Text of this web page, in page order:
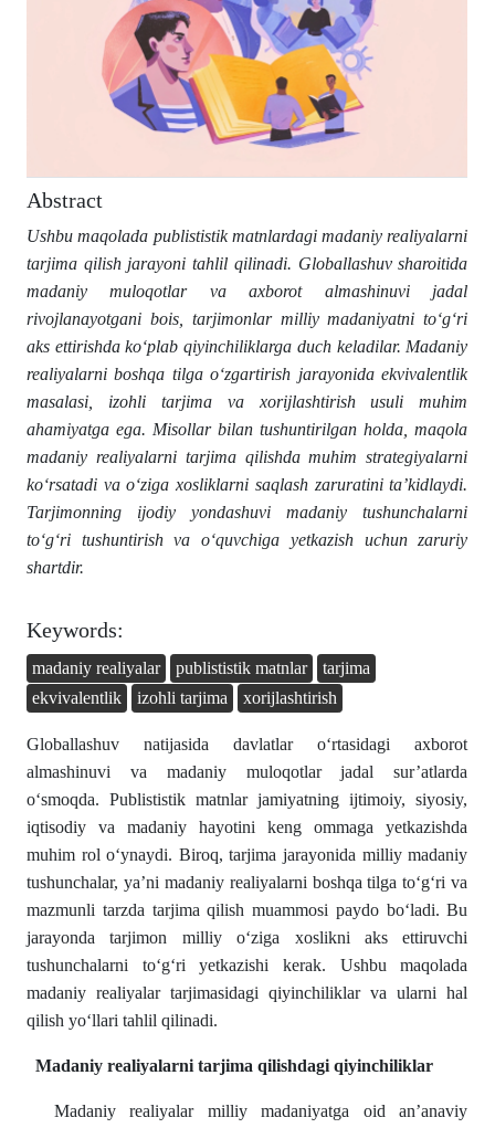
Abstract
Ushbu maqolada publististik matnlardagi madaniy realiyalarni
tarjima qilish jarayoni tahlil qilinadi. Globallashuv sharoitida
madaniy muloqotlar va axborot almashinuvi jadal
rivojlanayotgani bois, tarjimonlar milliy madaniyatni to‘g‘ri
aks ettirishda ko‘plab qiyinchiliklarga duch keladilar. Madaniy
realiyalarni boshqa tilga o‘zgartirish jarayonida ekvivalentlik
masalasi, izohli tarjima va xorijlashtirish usuli muhim
ahamiyatga ega. Misollar bilan tushuntirilgan holda, maqola
madaniy realiyalarni tarjima qilishda muhim strategiyalarni
ko‘rsatadi va o‘ziga xosliklarni saqlash zaruratini ta’kidlaydi.
Tarjimonning ijodiy yondashuvi madaniy tushunchalarni
to‘g‘ri tushuntirish va o‘quvchiga yetkazish uchun zaruriy
shartdir.
Keywords:
madaniy realiyalar publististik matnlar
tarjima
ekvivalentlik
izohli tarjima xorijlashtirish
Globallashuv natijasida davlatlar o‘rtasidagi axborot
almashinuvi va madaniy muloqotlar jadal sur’atlarda
o‘smoqda. Publististik matnlar jamiyatning ijtimoiy, siyosiy,
iqtisodiy va madaniy hayotini keng ommaga yetkazishda
muhim rol o‘ynaydi. Biroq, tarjima jarayonida milliy madaniy
tushunchalar, ya’ni madaniy realiyalarni boshqa tilga to‘g‘ri va
mazmunli tarzda tarjima qilish muammosi paydo bo‘ladi. Bu
jarayonda tarjimon milliy o‘ziga xoslikni aks ettiruvchi
tushunchalarni to‘g‘ri yetkazishi kerak. Ushbu maqolada
madaniy realiyalar tarjimasidagi qiyinchiliklar va ularni hal
qilish yo‘llari tahlil qilinadi.
Madaniy realiyalarni tarjima qilishdagi qiyinchiliklar
Madaniy realiyalar milliy madaniyatga oid an’anaviy